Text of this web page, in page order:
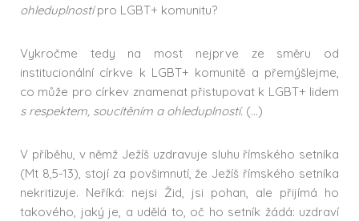
ohleduplnostípro LGBT+ komunitu?
Vykročme tedy na most nejprve ze směru od
institucionální církve k LGBT+ komunitě a přemýšlejme,
co může pro církev znamenat přistupovat k LGBT+ lidem
s respektem, soucítěním a ohleduplností. (…)
V příběhu, v němž Ježíš uzdravuje sluhu římského setníka
(Mt 8,5-13), stojí za povšimnutí, že Ježíš římského setníka
nekritizuje. Neříká: nejsi Žid, jsi pohan, ale přijímá ho
takového, jaký je, a udělá to, oč ho setník žádá: uzdraví